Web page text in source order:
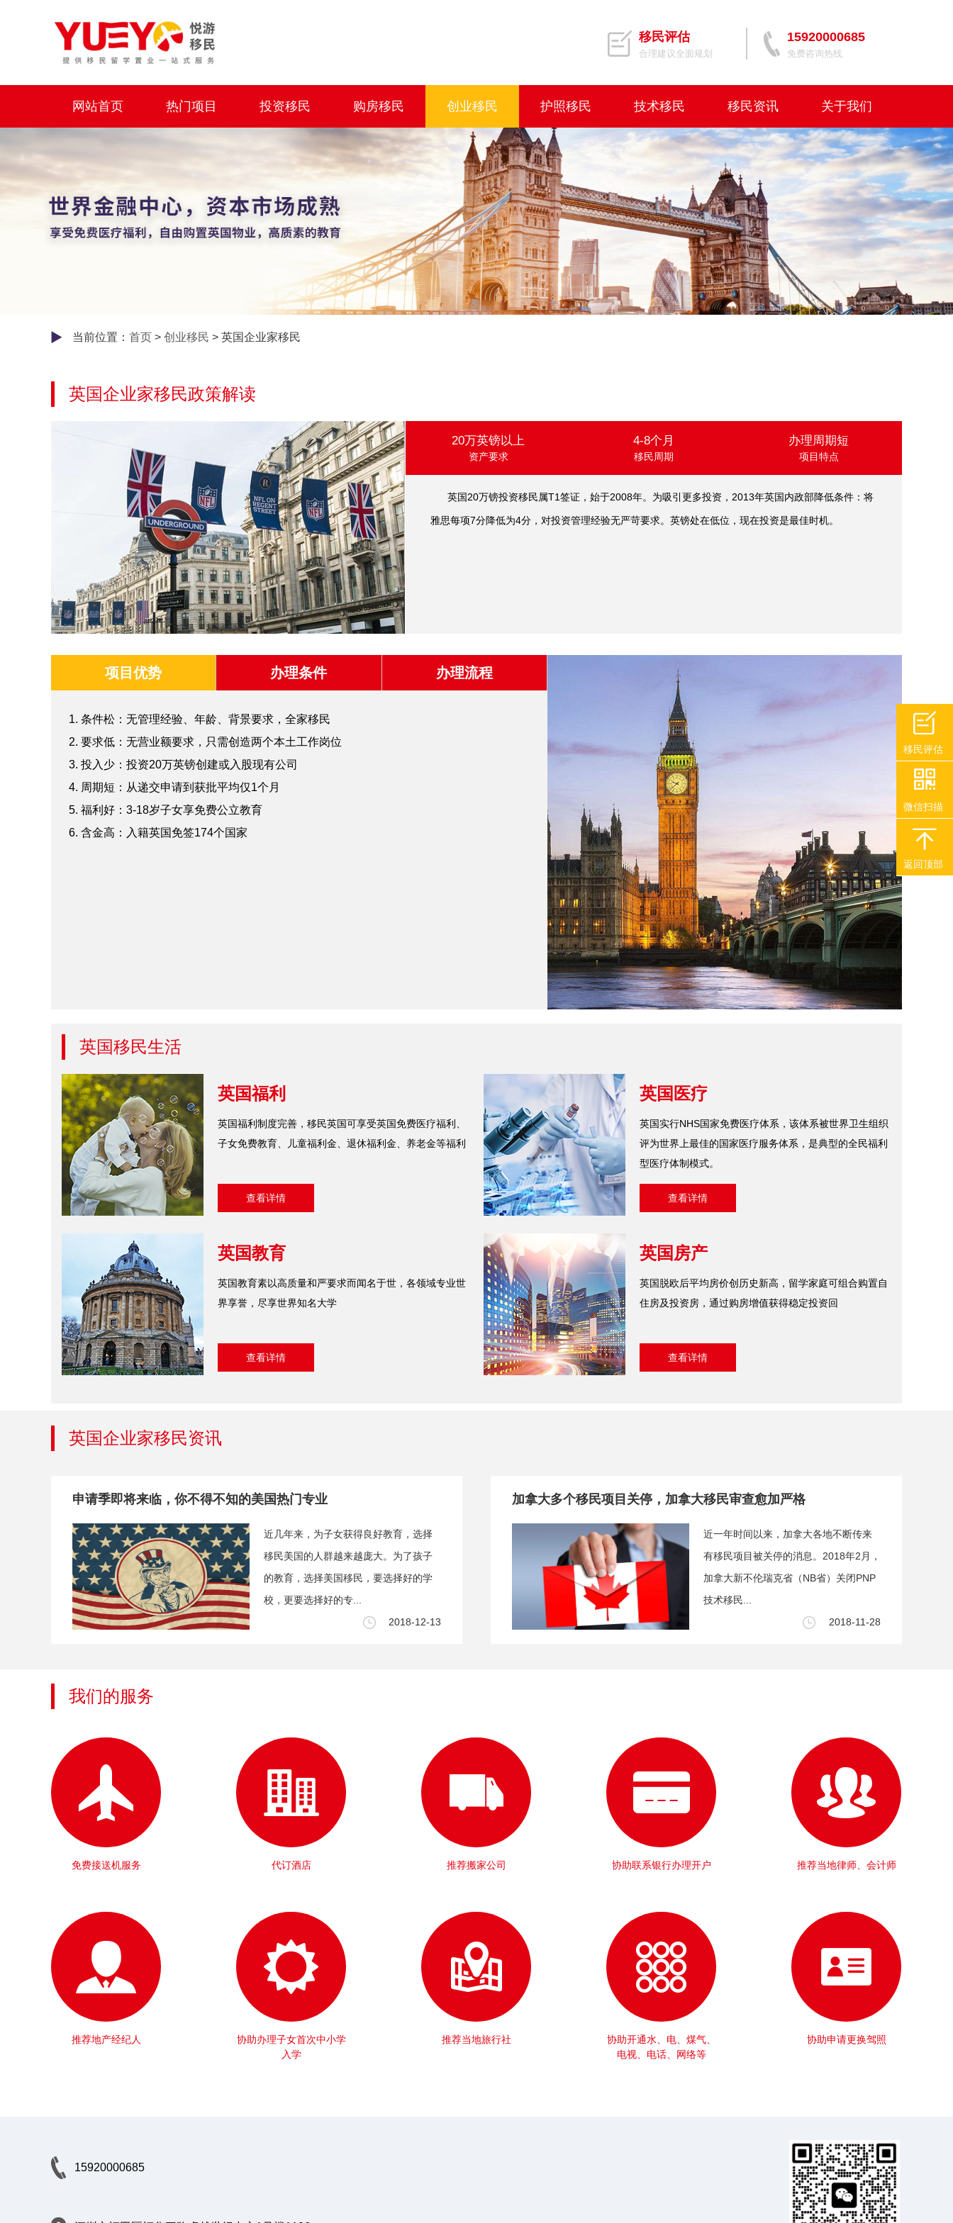
15920000685
免费咨询热线
移民评估
合理建议全面规划
网站首页 热门项目 投资移民 购房移民 创业移民 护照移民 技术移民 移民资讯 关于我们
当前位置： 首页 > 创业移民 > 英国企业家移民
英国企业家移民政策解读
20万英镑以上
资产要求
4-8个月
移民周期
办理周期短
项目特点
英国20万镑投资移民属T1签证，始于2008年。为吸引更多投资，2013年英国内政部降低条件：将
雅思每项7分降低为4分，对投资管理经验无严苛要求。英镑处在低位，现在投资是最佳时机。
项目优势 办理条件 办理流程
1. 条件松：无管理经验、年龄、背景要求，全家移民
2. 要求低：无营业额要求，只需创造两个本土工作岗位
3. 投入少：投资20万英镑创建或入股现有公司
4. 周期短：从递交申请到获批平均仅1个月
5. 福利好：3-18岁子女享免费公立教育
6. 含金高：入籍英国免签174个国家
英国移民生活
英国福利
英国福利制度完善，移民英国可享受英国免费医疗福利、
子女免费教育、儿童福利金、退休福利金、养老金等福利
查看详情
英国医疗
英国实行NHS国家免费医疗体系，该体系被世界卫生组织
评为世界上最佳的国家医疗服务体系，是典型的全民福利
型医疗体制模式。
查看详情
英国教育
英国教育素以高质量和严要求而闻名于世，各领域专业世
界享誉，尽享世界知名大学
查看详情
英国房产
英国脱欧后平均房价创历史新高，留学家庭可组合购置自
住房及投资房，通过购房增值获得稳定投资回
查看详情
英国企业家移民资讯
申请季即将来临，你不得不知的美国热门专业
近几年来，为子女获得良好教育，选择
移民美国的人群越来越庞大。为了孩子
的教育，选择美国移民，要选择好的学
校，更要选择好的专...
2018-12-13
加拿大多个移民项目关停，加拿大移民审查愈加严格
近一年时间以来，加拿大各地不断传来
有移民项目被关停的消息。2018年2月，
加拿大新不伦瑞克省（NB省）关闭PNP
技术移民...
2018-11-28
我们的服务
免费接送机服务 代订酒店 推荐搬家公司 协助联系银行办理开户 推荐当地律师、会计师
推荐地产经纪人
协助办理子女首次中小学
入学
推荐当地旅行社
协助开通水、电、煤气、
电视、电话、网络等
协助申请更换驾照
15920000685
移民评估
微信扫描
返回顶部